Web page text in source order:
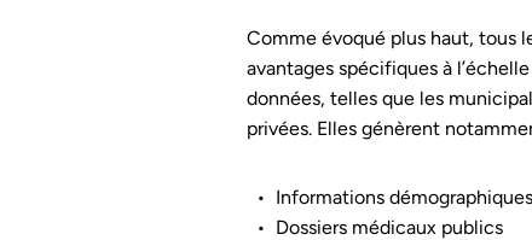
Comme évoqué plus haut, tous
avantages spécifiques à
données, telles que les
privées. Elles génèrent
Informations démographiques
Dossiers médicaux publics